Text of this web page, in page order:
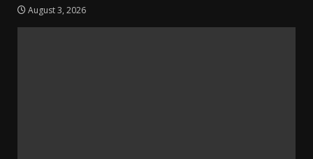
August 3, 2026